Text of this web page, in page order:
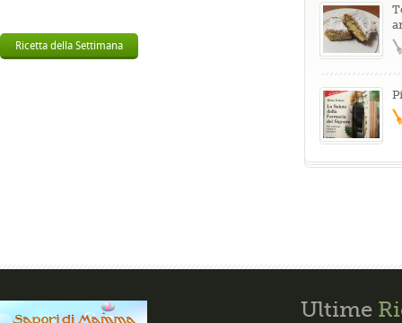
Ricetta della Settimana
Ultime